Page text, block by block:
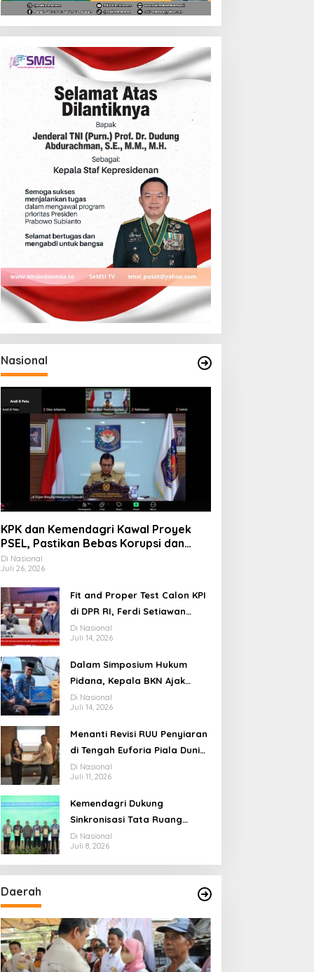
Nasional
KPK dan Kemendagri Kawal Proyek
PSEL, Pastikan Bebas Korupsi dan
Gunakan Teknologi Ramah
Lingkungan
Di Nasional
Juli 26, 2026
Fit and Proper Test Calon KPI
di DPR RI, Ferdi Setiawan
Jelaskan Gagasan
Transformasi Menuju
Ekosistem Penyiaran yang
Adaptif
Di Nasional
Juli 14, 2026
Dalam Simposium Hukum
Pidana, Kepala BKN Ajak
Akademisi Jadi Mitra
Pencegahan Tindak Pidana di
Birokrasi
Di Nasional
Juli 14, 2026
Menanti Revisi RUU Penyiaran
di Tengah Euforia Piala Dunia
2026, Akademisi: Jangan
Terus Jadi “Messi dan
Ronaldo” Legislasi
Di Nasional
Juli 11, 2026
Kemendagri Dukung
Sinkronisasi Tata Ruang
Perbatasan RI-Malaysia di
Segmen Sinapad-Sesai
Di Nasional
Juli 8, 2026
Daerah